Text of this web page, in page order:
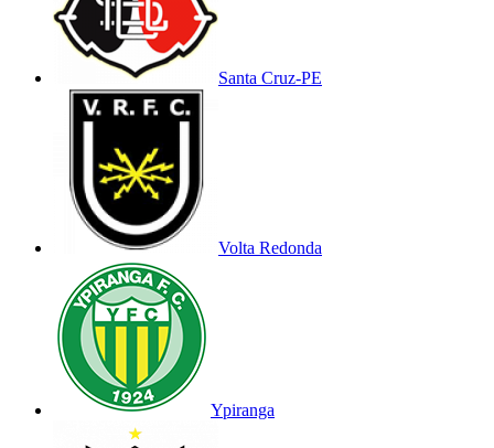
Santa Cruz-PE
Volta Redonda
Ypiranga